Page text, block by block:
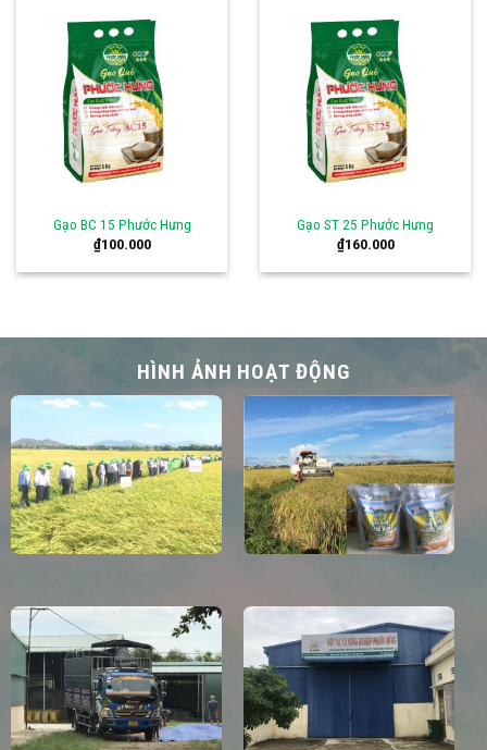
Gạo BC 15 Phước Hưng
₫100.000
Gạo ST 25 Phước Hưng
₫160.000
HÌNH ẢNH HOẠT ĐỘNG